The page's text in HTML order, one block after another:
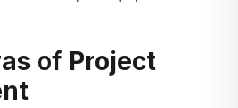
of Project